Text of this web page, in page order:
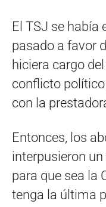
El TSJ se había
pasado a favor
hiciera cargo
conflicto
con la
Entonces, los
interpusieron
para que sea la
tenga la última